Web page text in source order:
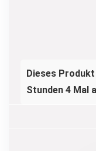
Dieses
Stunden 4 Mal